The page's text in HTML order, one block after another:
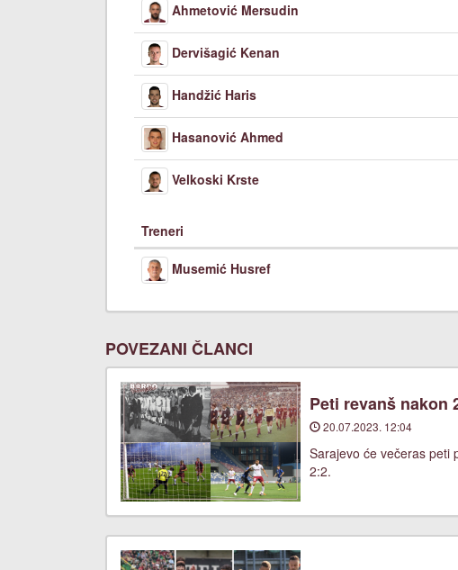
Ahmetović Mersudin
Dervišagić Kenan
Handžić Haris
Hasanović Ahmed
Velkoski Krste
Treneri
Musemić Husref
POVEZANI ČLANCI
Peti revanš nakon
20.07.2023. 12:04
Sarajevo će večeras peti
2:2.